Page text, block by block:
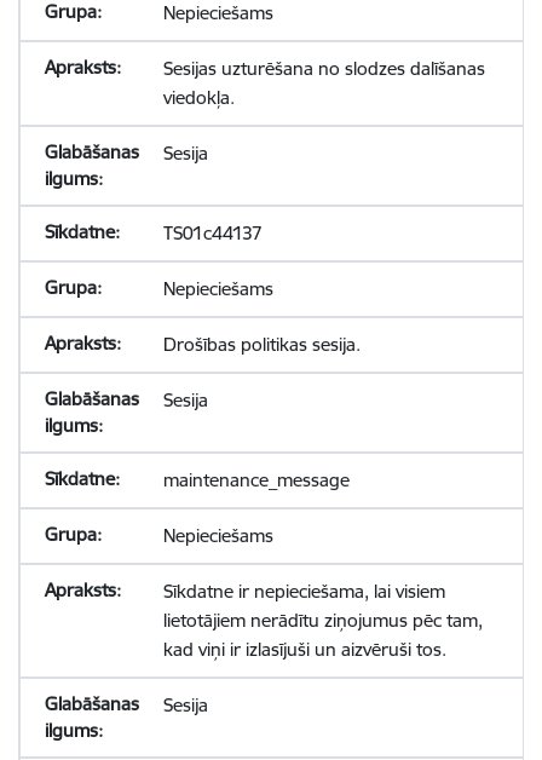
Nepieciešams
Sesijas uzturēšana no slodzes dalīšanas
viedokļa.
Sesija
TS01c44137
Nepieciešams
Drošības politikas sesija.
Sesija
maintenance_message
Nepieciešams
Sīkdatne ir nepieciešama, lai visiem
lietotājiem nerādītu ziņojumus pēc tam,
kad viņi ir izlasījuši un aizvēruši tos.
Sesija